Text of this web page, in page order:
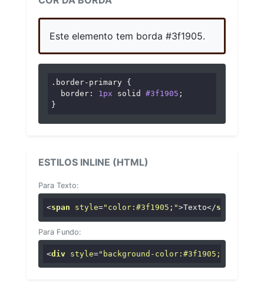
Este elemento tem borda #3f1905.
.border-primary {
border : 1px solid #3f1905 ;
}
ESTILOS INLINE (HTML)
Para Texto:
<span style="color:#3f1905;">Texto</span
Para Fundo:
<div style="background-color:#3f1905;"